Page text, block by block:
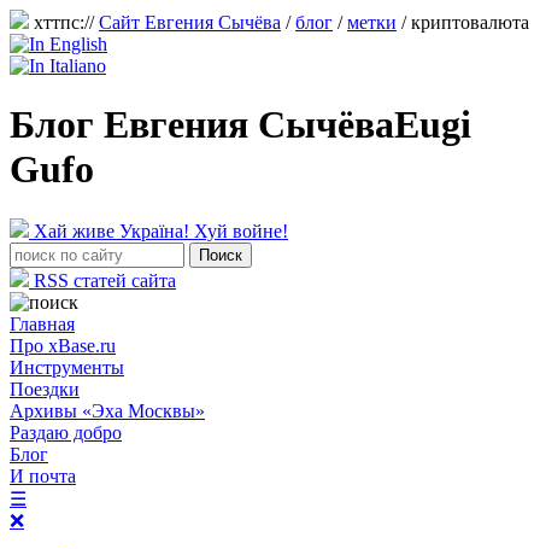
хттпс://Сайт Евгения Сычёва /блог /метки / криптовалюта
Блог Евгения СычёваEugi
Gufo
Хай живе Україна! Хуй войне!
RSS статей сайта
Главная
Про xBase.ru
Инструменты
Поездки
Архивы «Эха Москвы»
Раздаю добро
Блог
И почта
☰
❌